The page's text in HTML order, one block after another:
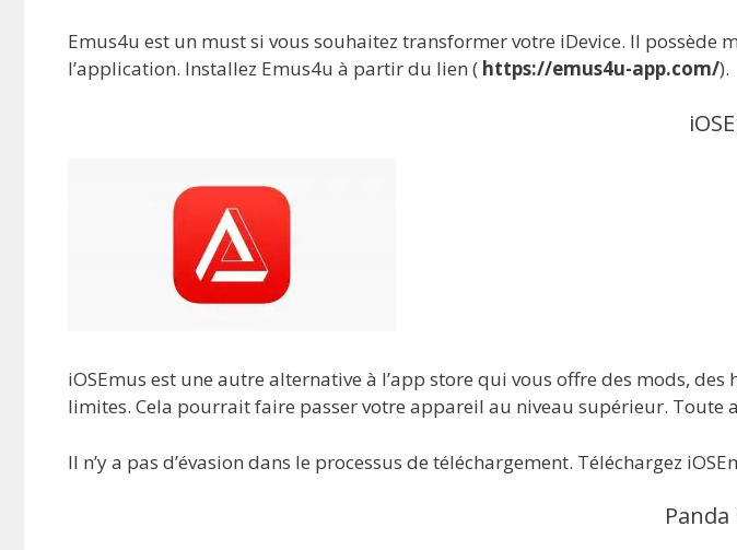
Emus4u est un must si vous souhaitez transformer votre iDevice. Il
l’application. Installez Emus4u à partir du lien ( https://emus4u-app.com/).
iOSEmus est une autre alternative à l’app store qui vous offre des mods,
limites. Cela pourrait faire passer votre appareil au niveau supérieur. Toute
Il n’y a pas d’évasion dans le processus de téléchargement. Téléchargez